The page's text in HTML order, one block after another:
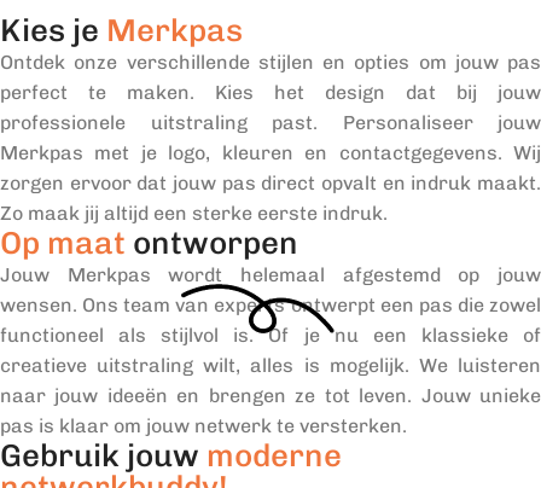
Kies je Merkpas
Ontdek onze verschillende stijlen en opties om jouw pas
perfect te maken. Kies het design dat bij jouw
professionele uitstraling past. Personaliseer jouw
Merkpas met je logo, kleuren en contactgegevens. Wij
zorgen ervoor dat jouw pas direct opvalt en indruk maakt.
Zo maak jij altijd een sterke eerste indruk.
Op maat ontworpen
Jouw Merkpas wordt helemaal afgestemd op jouw
wensen. Ons team van experts ontwerpt een pas die zowel
functioneel als stijlvol is. Of je nu een klassieke of
creatieve uitstraling wilt, alles is mogelijk. We luisteren
naar jouw ideeën en brengen ze tot leven. Jouw unieke
pas is klaar om jouw netwerk te versterken.
Gebruik jouw moderne